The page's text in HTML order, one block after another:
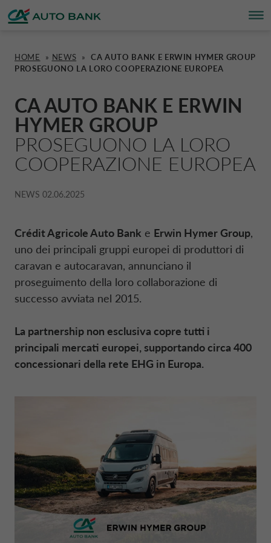
FINANZIAMENTI FINANZIAMENTI
PANORAMICA
AUTO
MOTOCICLI
CARAVAN E CAMPER
VEICOLI COMMERCIALI
CA AUTO PAY
CA AUTO PAY
PANORAMICA
PER CHI VENDE
PER CHI ACQUISTA
CARTE
CARTE
PANORAMICA
CARTA FUTURA
CARTA DRIVALIA
CARTA CA AUTO BANK
€CO CLUB
CONTO DEPOSITO
CONTO REMUNERATO
PRESTITI
PROMOZIONI
SIMULA RATA
RICHIEDI PRESTITO
SCEGLI CARTA
SOSTENIBILITÀ
SOSTENIBILITÀ
ESG
PROGETTI CSR
PIANO DI SOSTENIBILITÀ
CA AUTO BANK ITALIA
CA AUTO BANK GROUP
CORPORATE DRIVALIA
AUSTRIA CA AUTO BANK
BELGIO CA AUTO BANK
FRANCIA CA AUTO BANK
GRECIA CA AUTO BANK
IRLANDA CA AUTO BANK
PAESI BASSI CA AUTO FINANCE
HOME » NEWS »
CA AUTO BANK E ERWIN HYMER GROUP
PROSEGUONO LA LORO COOPERAZIONE EUROPEA
CA AUTO BANK E ERWIN
HYMER GROUP
PROSEGUONO LA LORO
COOPERAZIONE EUROPEA
NEWS 02.06.2025
Crédit Agricole Auto Bank e Erwin Hymer Group,
uno dei principali gruppi europei di produttori di
caravan e autocaravan, annunciano il
proseguimento della loro collaborazione di
successo avviata nel 2015.
La partnership non esclusiva copre tutti i
principali mercati europei, supportando circa 400
concessionari della rete EHG in Europa.